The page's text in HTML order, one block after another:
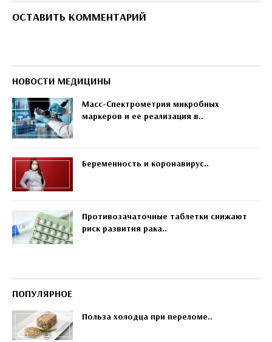
ОСТАВИТЬ КОММЕНТАРИЙ
НОВОСТИ МЕДИЦИНЫ
Масс-Спектрометрия микробных
маркеров и ее реализация в..
Беременность и коронавирус..
Противозачаточные таблетки снижают
риск развития рака..
ПОПУЛЯРНОЕ
Польза холодца при переломе..